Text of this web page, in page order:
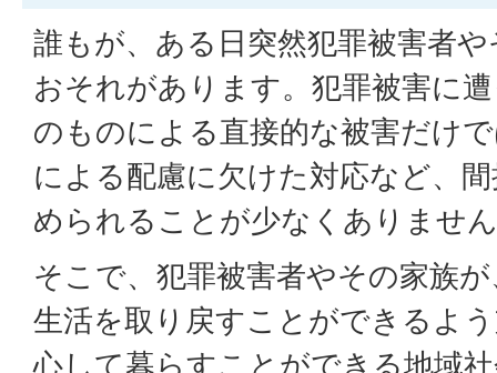
誰もが、ある日突然犯罪被害者
おそれがあります。犯罪被害に
のものによる直接的な被害だけ
による配慮に欠けた対応など、
められることが少なくありませ
そこで、犯罪被害者やその家族
生活を取り戻すことができるよ
心して暮らすことができる地域